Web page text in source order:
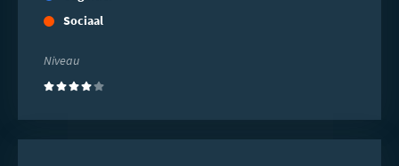
Sociaal
Niveau
(4)